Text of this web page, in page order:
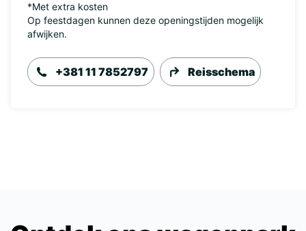
*Met extra kosten
Op feestdagen kunnen deze openingstijden mogelijk
afwijken.
+381 11 7852797 Reisschema